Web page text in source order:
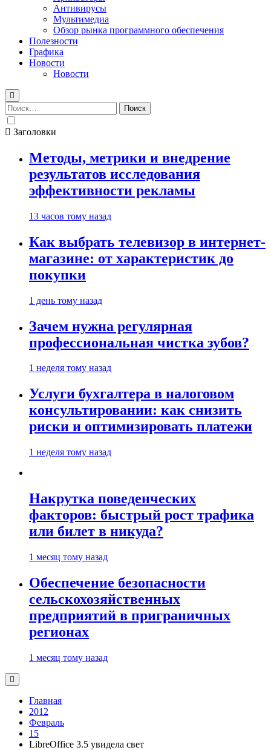
Антивирусы
Мультимедиа
Обзор рынка программного обеспечения
Полезности
Графика
Новости
Новости
Найти:
Заголовки
Методы, метрики и внедрение
результатов исследования
эффективности рекламы
13 часов тому назад
Как выбрать телевизор в интернет-
магазине: от характеристик до
покупки
1 день тому назад
Зачем нужна регулярная
профессиональная чистка зубов?
1 неделя тому назад
Услуги бухгалтера в налоговом
консультировании: как снизить
риски и оптимизировать платежи
1 неделя тому назад
Накрутка поведенческих
факторов: быстрый рост трафика
или билет в никуда?
1 месяц тому назад
Обеспечение безопасности
сельскохозяйственных
предприятий в приграничных
регионах
1 месяц тому назад
Главная
2012
Февраль
15
LibreOffice 3.5 увидела свет